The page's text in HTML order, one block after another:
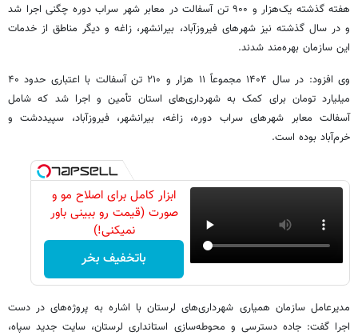
هفته گذشته یک‌هزار و ۹۰۰ تن آسفالت در معابر شهر سراب دوره چگنی اجرا شد
و در سال گذشته نیز شهرهای فیروزآباد، بیرانشهر، زاغه و دیگر مناطق از خدمات
این سازمان بهره‌مند شدند.
وی افزود: در سال ۱۴۰۴ مجموعاً ۱۱ هزار و ۲۱۰ تن آسفالت با اعتباری حدود ۴۰
میلیارد تومان برای کمک به شهرداری‌های استان تأمین و اجرا شد که شامل
آسفالت معابر شهرهای سراب دوره، زاغه، بیرانشهر، فیروزآباد، سپیددشت و
خرم‌آباد بوده است.
ابزار کامل برای اصلاح مو و
صورت (قیمت رو ببینی باور
نمیکنی!)
باتخفیف بخر
مدیرعامل سازمان همیاری شهرداری‌های لرستان با اشاره به پروژه‌های در دست
اجرا گفت: جاده دسترسی و محوطه‌سازی استانداری لرستان، سایت جدید سپاه،